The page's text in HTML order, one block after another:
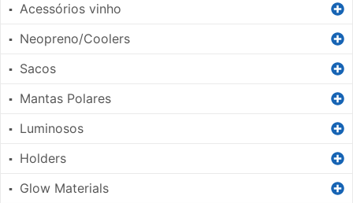
▪ Acessórios vinho
▪ Neopreno/Coolers
▪ Sacos
▪ Mantas Polares
▪ Luminosos
▪ Holders
▪ Glow Materials